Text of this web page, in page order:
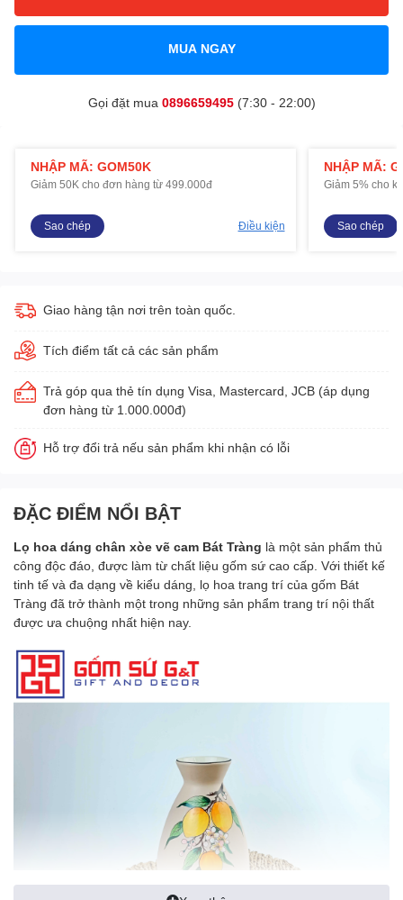
MUA NGAY
Gọi đặt mua 0896659495(7:30 - 22:00)
NHẬP MÃ: GOM50K
Giảm 50K cho đơn hàng từ 499.000đ
Sao chép Điều kiện
NHẬP MÃ:
Giảm 5% cho
Sao chép
Giao hàng tận nơi trên toàn quốc.
Tích điểm tất cả các sản phẩm
Trả góp qua thẻ tín dụng Visa, Mastercard, JCB (áp dụng
đơn hàng từ 1.000.000đ)
Hỗ trợ đổi trả nếu sản phẩm khi nhận có lỗi
ĐẶC ĐIỂM NỔI BẬT
Lọ hoa dáng chân xòe vẽ cam Bát Tràng là một sản phẩm thủ
công độc đáo, được làm từ chất liệu gốm sứ cao cấp. Với thiết kế
tinh tế và đa dạng về kiểu dáng, lọ hoa trang trí của gốm Bát
Tràng đã trở thành một trong những sản phẩm trang trí nội thất
được ưa chuộng nhất hiện nay.